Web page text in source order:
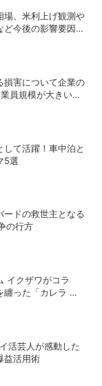
場、米利上げ観測や
ど今後の影響要因
損害について企業の
員規模が大きいほ
て活躍！車中泊と
5選
ードの救世主となる
の行方
イクザワがコラ
った「カレラ ク
活芸人が感動した
益活用術